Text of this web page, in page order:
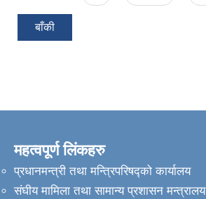
बाँकी
महत्वपूर्ण लिंकहरु
प्रधानमन्त्री तथा मन्त्रिपरिषद्को कार्यालय
संघीय मामिला तथा सामान्य प्रशासन मन्त्रालय